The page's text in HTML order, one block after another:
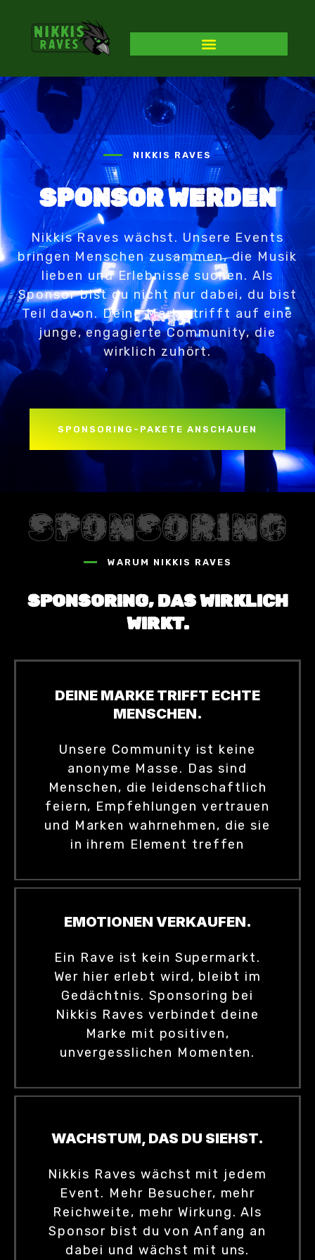
NIKKIS RAVES
SPONSOR WERDEN
Nikkis Raves wächst. Unsere Events
bringen Menschen zusammen, die Musik
lieben und Erlebnisse suchen. Als
Sponsor bist du nicht nur dabei, du bist
Teil davon. Deine Marke trifft auf eine
junge, engagierte Community, die
wirklich zuhört.
SPONSORING-PAKETE ANSCHAUEN
SPONSORING
WARUM NIKKIS RAVES
SPONSORING, DAS WIRKLICH
WIRKT.
DEINE MARKE TRIFFT ECHTE
MENSCHEN.
Unsere Community ist keine
anonyme Masse. Das sind
Menschen, die leidenschaftlich
feiern, Empfehlungen vertrauen
und Marken wahrnehmen, die sie
in ihrem Element treffen
EMOTIONEN VERKAUFEN.
Ein Rave ist kein Supermarkt.
Wer hier erlebt wird, bleibt im
Gedächtnis. Sponsoring bei
Nikkis Raves verbindet deine
Marke mit positiven,
unvergesslichen Momenten.
WACHSTUM, DAS DU SIEHST.
Nikkis Raves wächst mit jedem
Event. Mehr Besucher, mehr
Reichweite, mehr Wirkung. Als
Sponsor bist du von Anfang an
dabei und wächst mit uns.